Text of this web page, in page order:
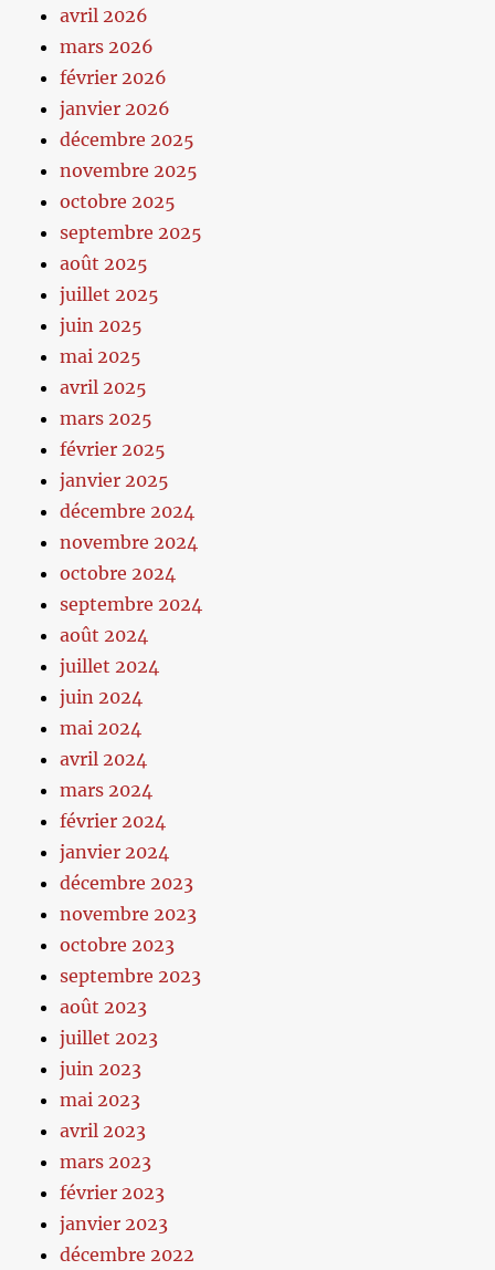
avril 2026
mars 2026
février 2026
janvier 2026
décembre 2025
novembre 2025
octobre 2025
septembre 2025
août 2025
juillet 2025
juin 2025
mai 2025
avril 2025
mars 2025
février 2025
janvier 2025
décembre 2024
novembre 2024
octobre 2024
septembre 2024
août 2024
juillet 2024
juin 2024
mai 2024
avril 2024
mars 2024
février 2024
janvier 2024
décembre 2023
novembre 2023
octobre 2023
septembre 2023
août 2023
juillet 2023
juin 2023
mai 2023
avril 2023
mars 2023
février 2023
janvier 2023
décembre 2022